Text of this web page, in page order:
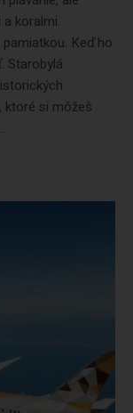
koralmi.
Keď ho
Starobylá
ktoré si môžeš